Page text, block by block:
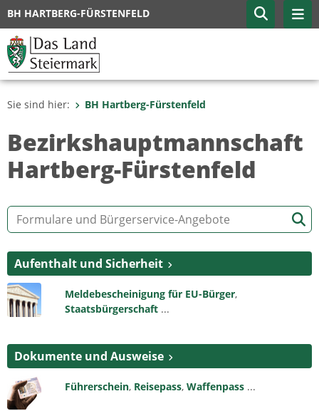
BH HARTBERG-FÜRSTENFELD
Sie sind hier: BH Hartberg-Fürstenfeld
Bezirkshauptmannschaft
Hartberg-Fürstenfeld
Aufenthalt und Sicherheit
Meldebescheinigung für EU-Bürger,
Staatsbürgerschaft ...
Dokumente und Ausweise
Führerschein, Reisepass,Waffenpass ...